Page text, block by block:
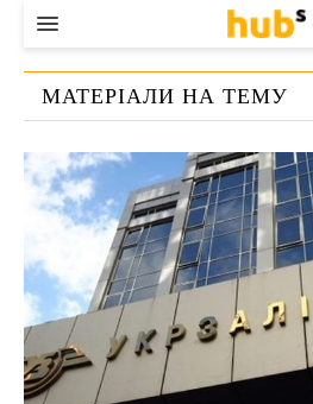
ВЛАДА
ЕКОНОМІКА
БІЗНЕС
СТАРТЕР
КОНТАКТИ
МАТЕРІАЛИ НА ТЕМУ